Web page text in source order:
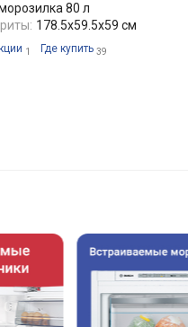
80 л
178.5x59.5x59 см
1 Где купить 39